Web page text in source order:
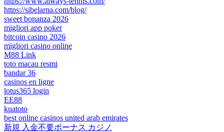
https://sibelarna.com/blog/
sweet bonanza 2026
migliori app poker
bitcoin casino 2026
migliori casino online
M88 Link
toto macau resmi
bandar 36
casinos en ligne
lotus365 login
EE88
kuatoto
best online casinos united arab emirates
新規 入金不要ボーナス カジノ